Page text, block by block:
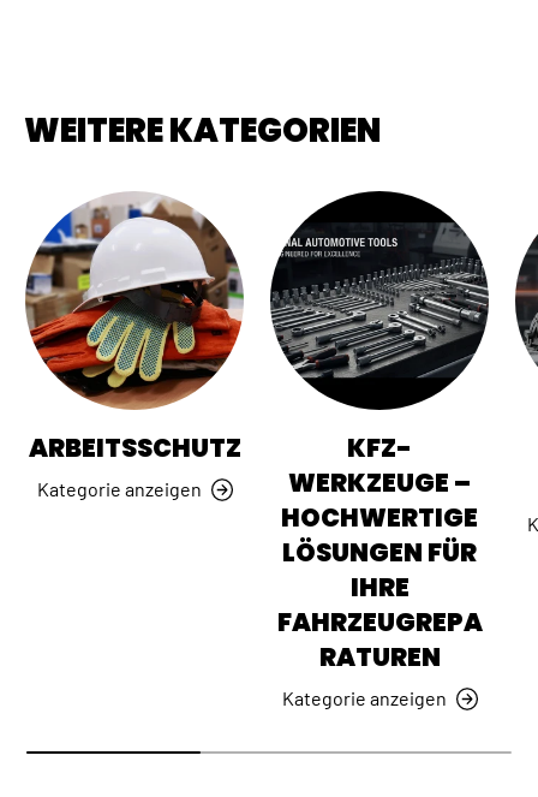
WEITERE KATEGORIEN
ARBEITSSCHUTZ
Kategorie anzeigen
KFZ-
WERKZEUGE –
HOCHWERTIGE
LÖSUNGEN FÜR
IHRE
FAHRZEUGREPA
RATUREN
Kategorie anzeigen